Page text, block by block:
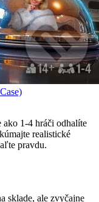
ako 1-4 hráči odhalíte
realistické
pravdu.
sklade, ale zvyčajne